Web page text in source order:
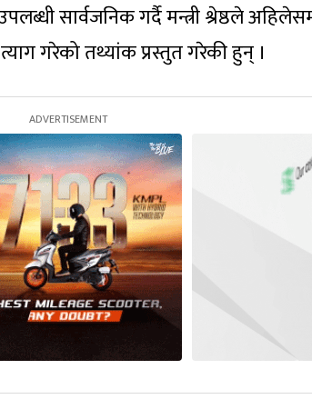
सार्वजनिक गर्दै मन्त्री श्रेष्ठले
गरेको तथ्यांक प्रस्तुत गरेकी हुन् ।